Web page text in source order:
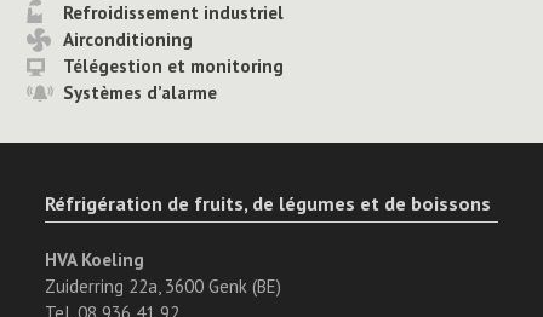
Refroidissement industriel
Airconditioning
Télégestion et monitoring
Systèmes d’alarme
Réfrigération de fruits, de légumes et de boissons
HVA Koeling
Zuiderring 22a, 3600 Genk (BE)